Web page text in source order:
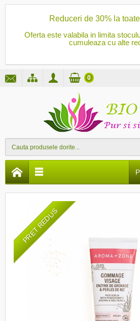
Reduceri de 30% la
Oferta este valabila in limita
cumuleaza cu alte
0
PRET REDUS